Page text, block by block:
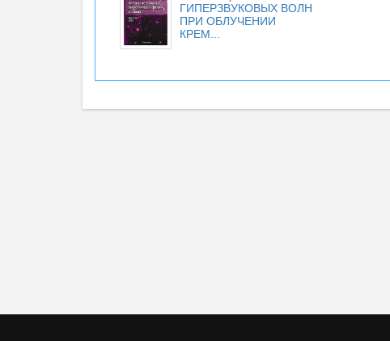
ГИПЕРЗВУКОВЫХ ВОЛН
ПРИ ОБЛУЧЕНИИ
КРЕМ...